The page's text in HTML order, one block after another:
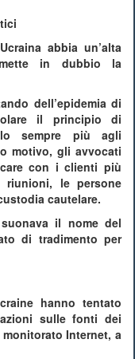
abbia un’alta
in dubbio la
dell’epidemia di
il principio di
sempre più agli
motivo, gli avvocati
con i clienti più
le persone
cautelare.
il nome del
di tradimento per
hanno tentato
sulle fonti dei
Internet, a